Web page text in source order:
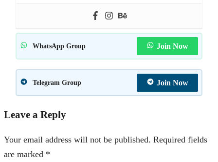
WhatsApp Group Join Now
Telegram Group Join Now
Leave a Reply
Your email address will not be published. Required fields
are marked *